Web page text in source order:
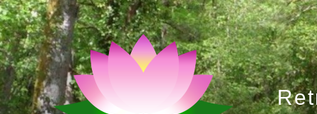
Aller
au
contenu
principal